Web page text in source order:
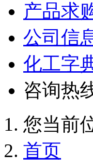
产品求
公司信
化工字
咨询热
您当前
首页